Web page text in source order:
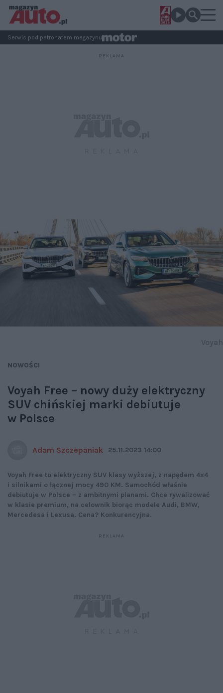
Serwis pod patronatem magazynu
NOWOŚCI
Voyah Free – nowy duży elektryczny
SUV chińskiej marki debiutuje
w Polsce
Adam Szczepaniak 25.11.2023 14:00
Voyah Free to elektryczny SUV klasy wyższej, z napędem 4x4
i silnikami o łącznej mocy 490 KM. Samochód właśnie
debiutuje w Polsce – z ambitnymi planami. Chce rywalizować
w klasie premium, na celownik biorąc modele Audi, BMW,
Mercedesa i Lexusa. Cena? Konkurencyjna.